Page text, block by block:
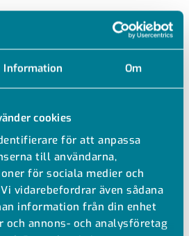
Information Om
cookies
för att anpassa
till användarna,
för sociala medier och
vidarebefordrar även sådana
information från din enhet
annons- och analysföretag
150 B125
galler
för galler
stål
direkt i rännan